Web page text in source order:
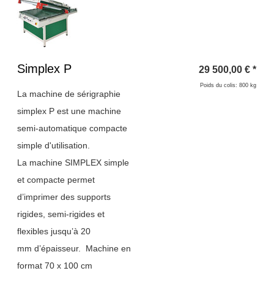
Titre 1
Simplex P
La machine de sérigraphie
simplex P est une machine
semi-automatique compacte
simple d'utilisation.
La machine SIMPLEX simple
et compacte permet
d’imprimer des supports
rigides, semi-rigides et
flexibles jusqu’à 20
mm d’épaisseur. Machine en
format 70 x 100 cm
29 500,00 € *
Poids du colis: 800 kg